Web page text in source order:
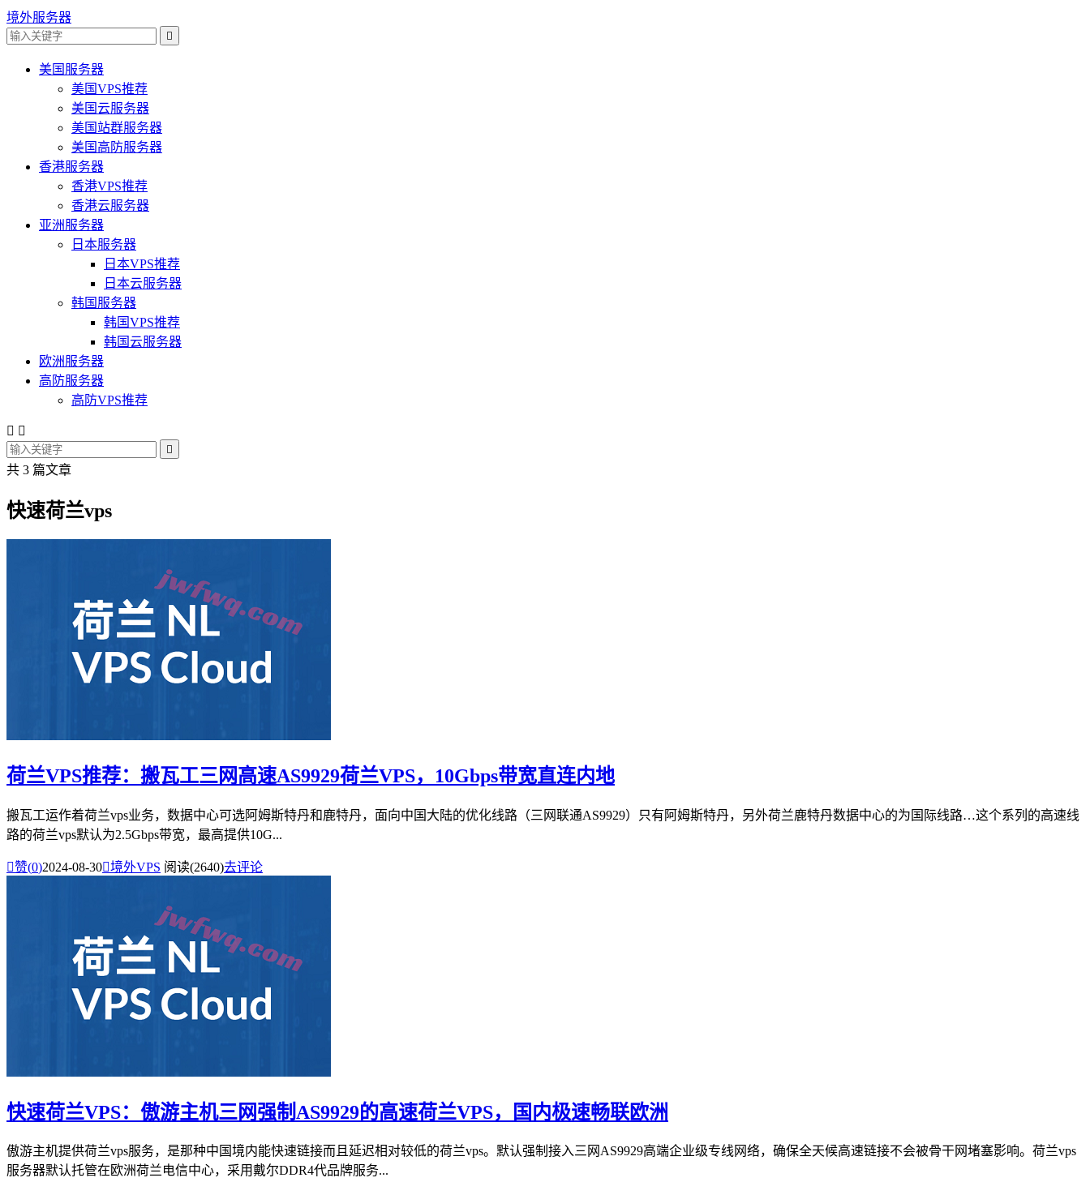
境外服务器

美国服务器
美国VPS推荐
美国云服务器
美国站群服务器
美国高防服务器
香港服务器
香港VPS推荐
香港云服务器
亚洲服务器
日本服务器
日本VPS推荐
日本云服务器
韩国服务器
韩国VPS推荐
韩国云服务器
欧洲服务器
高防服务器
高防VPS推荐
 

共 3 篇文章
快速荷兰vps
荷兰VPS推荐：搬瓦工三网高速AS9929荷兰VPS，10Gbps带宽直连内地
搬瓦工运作着荷兰vps业务，数据中心可选阿姆斯特丹和鹿特丹，面向中国大陆的优化线路（三网联通AS9929）只有阿姆斯特丹，另外荷兰鹿特丹数据中心的为国际线路…这个系列的高速线
路的荷兰vps默认为2.5Gbps带宽，最高提供10G...
赞(0)2024-08-30境外VPS 阅读(2640)去评论
快速荷兰VPS：傲游主机三网强制AS9929的高速荷兰VPS，国内极速畅联欧洲
傲游主机提供荷兰vps服务，是那种中国境内能快速链接而且延迟相对较低的荷兰vps。默认强制接入三网AS9929高端企业级专线网络，确保全天候高速链接不会被骨干网堵塞影响。荷兰vps
服务器默认托管在欧洲荷兰电信中心，采用戴尔DDR4代品牌服务...